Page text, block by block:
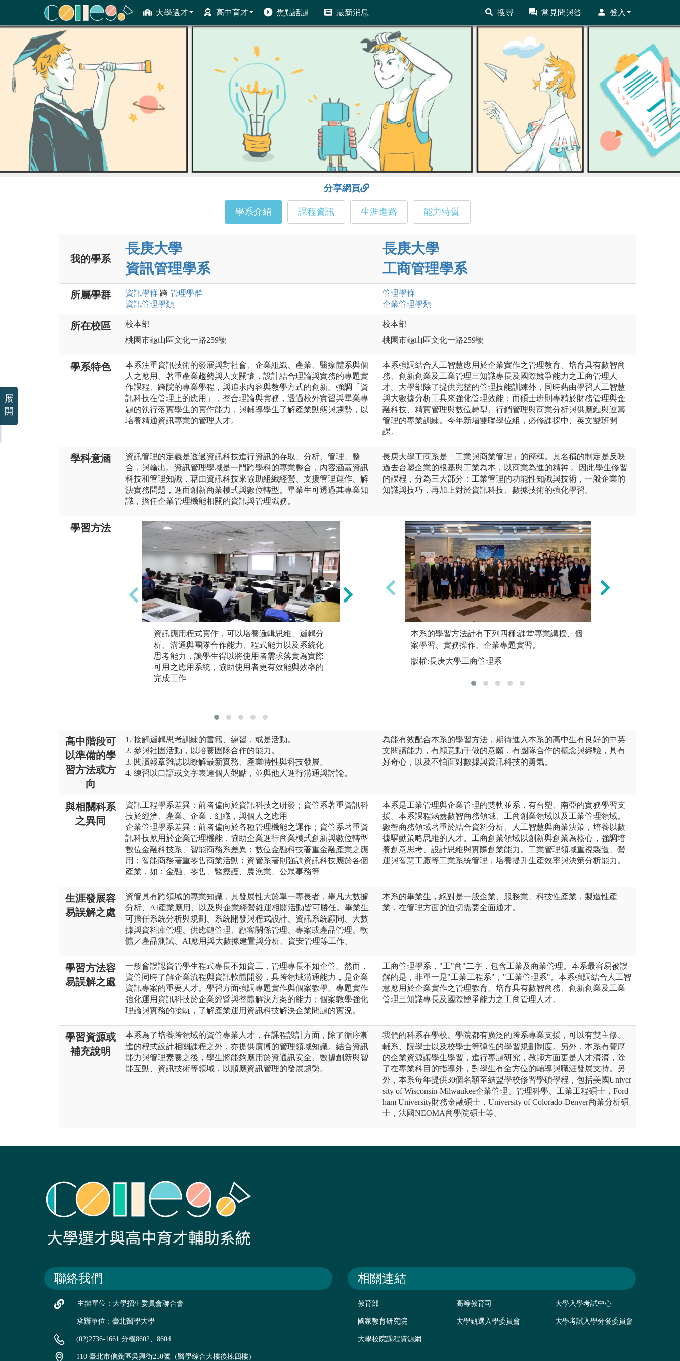
大學選才 高中育才 焦點話題 最新消息 搜尋 常見問與答 登入
ColleGo! 大學選才與高中育才輔助系統
分享網頁
學系介紹 課程資訊 生涯進路 能力特質
我的學系
長庚大學
資訊管理學系
長庚大學
工商管理學系
所屬學群 資訊學群 跨 管理學群
資訊管理學類
管理學群
企業管理學類
所在校區
校本部
桃園市龜山區文化一路259號
校本部
桃園市龜山區文化一路259號
學系特色
本系注重資訊技術的發展與對社會、企業組織、產業、醫療體系與個
人之應用。著重產業趨勢與人文關懷，設計結合理論與實務的專題實
作課程、跨院的專業學程，與追求內容與教學方式的創新。強調「資
訊科技在管理上的應用」，整合理論與實務，透過校外實習與畢業專
題的執行落實學生的實作能力，與輔導學生了解產業動態與趨勢，以
培養精通資訊專業的管理人才。
本系強調結合人工智慧應用於企業實作之管理教育。培育具有數智商
務、創新創業及工業管理三知識專長及國際競爭能力之工商管理人
才。大學部除了提供完整的管理技能訓練外，同時藉由學習人工智慧
與大數據分析工具來強化管理效能；而碩士班則專精於財務管理與金
融科技、精實管理與數位轉型、行銷管理與商業分析與供應鏈與運籌
管理的專業訓練。今年新增雙聯學位組，必修課採中、英文雙班開
課。
學科意涵
資訊管理的定義是透過資訊科技進行資訊的存取、分析、管理、整
合，與輸出。資訊管理學域是一門跨學科的專業整合，內容涵蓋資訊
科技和管理知識，藉由資訊科技來協助組織經營、支援管理運作、解
決實務問題，進而創新商業模式與數位轉型。畢業生可透過其專業知
識，擔任企業管理機能相關的資訊與管理職務。
長庚大學工商系是「工業與商業管理」的簡稱。其名稱的制定是反映
過去台塑企業的根基與工業為本，以商業為進的精神 。因此學生修習
的課程，分為三大部分：工業管理的功能性知識與技術，一般企業的
知識與技巧，再加上對於資訊科技、數據技術的強化學習。
學習方法
資訊應用程式實作，可以培養邏輯思維、邏輯分
析、溝通與團隊合作能力、程式能力以及系統化
思考能力，讓學生得以將使用者需求落實為實際
可用之應用系統，協助使用者更有效能與效率的
完成工作
數據分析：運用大數據分析、文字探勘、統計工
具，以及 AI相關工具，來進行資料擷取、分析、
建模、運用、歸納、預測與圖形化輸出，讓學生
得以了解運用各式工具可以將平凡無奇的資料轉
本系的學習方法計有下列四種:課堂專業講授、個
案學習、實務操作、企業專題實習。
版權:長庚大學工商管理系
高中階段可
以準備的學
習方法或方
向
1. 接觸邏輯思考訓練的書籍、練習，或是活動。
2. 參與社團活動，以培養團隊合作的能力。
3. 閱讀報章雜誌以瞭解最新實務、產業特性與科技發展。
4. 練習以口語或文字表達個人觀點，並與他人進行溝通與討論。
為能有效配合本系的學習方法，期待進入本系的高中生有良好的中英
文閱讀能力，有願意動手做的意願，有團隊合作的概念與經驗，具有
好奇心，以及不怕面對數據與資訊科技的勇氣。
與相關科系
之異同
資訊工程學系差異：前者偏向於資訊科技之研發；資管系著重資訊科
技於經濟、產業、企業，組織，與個人之應用
企業管理學系差異：前者偏向於各種管理機能之運作；資管系著重資
訊科技應用於企業管理機能，協助企業進行商業模式創新與數位轉型
數位金融科技系、智能商務系差異：數位金融科技著重金融產業之應
用；智能商務著重零售商業活動；資管系著則強調資訊科技應於各個
產業，如：金融、零售、醫療護、農漁業、公眾事務等
本系是工業管理與企業管理的雙軌並系，有台塑、南亞的實務學習支
援。本系課程涵蓋數智商務領域、工商創業領域以及工業管理領域。
數智商務領域著重於結合資料分析、人工智慧與商業決策，培養以數
據驅動策略思維的人才。工商創業領域以創新與創業為核心，強調培
養創意思考、設計思維與實際創業能力。工業管理領域重視製造、營
運與智慧工廠等工業系統管理，培養提升生產效率與決策分析能力。
生涯發展容
易誤解之處
資管具有跨領域的專業知識，其發展性大於單一專長者，舉凡大數據
分析、AI產業應用、以及與企業經營維運相關活動皆可勝任。畢業生
可擔任系統分析與規劃、系統開發與程式設計、資訊系統顧問、大數
據與資料庫管理、供應鏈管理、顧客關係管理、專案或產品管理、軟
體／產品測試、AI應用與大數據建置與分析、資安管理等工作。
本系的畢業生，絕對是一般企業、服務業、科技性產業，製造性產
業，在管理方面的迫切需要全面通才。
學習方法容
易誤解之處
一般會誤認資管學生程式專長不如資工，管理專長不如企管。然而，
資管同時了解企業流程與資訊軟體開發，具跨領域溝通能力，是企業
資訊專案的重要人才。學習方面強調專題實作與個案教學。專題實作
強化運用資訊科技於企業經營與整體解決方案的能力；個案教學強化
理論與實務的接軌，了解產業運用資訊科技解決企業問題的實況。
工商管理學系，"工"商"二字，包含工業及商業管理。本系最容易被誤
解的是，非單一是"工業工程系"，"工業管理系"。本系強調結合人工智
慧應用於企業實作之管理教育。培育具有數智商務、創新創業及工業
管理三知識專長及國際競爭能力之工商管理人才。
學習資源或
補充說明
本系為了培養跨領域的資管專業人才，在課程設計方面，除了循序漸
進的程式設計相關課程之外，亦提供廣博的管理領域知識。結合資訊
能力與管理素養之後，學生將能夠應用於資通訊安全、數據創新與智
能互動、資訊技術等領域，以順應資訊管理的發展趨勢。
我們的科系在學校、學院都有廣泛的跨系專業支援，可以有雙主修、
輔系、院學士以及校學士等彈性的學習規劃制度。另外，本系有豐厚
的企業資源讓學生學習，進行專題研究，教師方面更是人才濟濟，除
了在專業科目的指導外，對學生有全方位的輔導與職涯發展支持。另
外，本系每年提供30個名額至結盟學校修習學碩學程，包括美國Univer
sity of Wisconsin-Milwaukee企業管理、管理科學、工業工程碩士，Ford
ham University財務金融碩士，University of Colorado-Denver商業分析碩
士，法國NEOMA商學院碩士等。
聯絡我們
主辦單位：大學招生委員會聯合會
承辦單位：臺北醫學大學
(02)2736-1661 分機8602、8604
110 臺北市信義區吳興街250號（醫學綜合大樓後棟四樓）
相關連結
教育部 高等教育司 大學入學考試中心
國家教育研究院 大學甄選入學委員會 大學考試入學分發委員會
大學校院課程資源網
展
開